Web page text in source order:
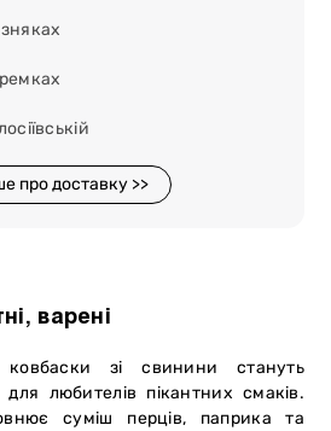
про доставку >>
варені
ковбаски зі свинини стануть
для любителів пікантних смаків.
суміш перців, паприка та